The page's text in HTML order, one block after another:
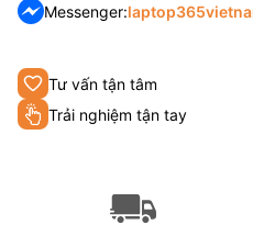
Tư vấn tận tâm
Trải nghiệm tận tay
Messenger: